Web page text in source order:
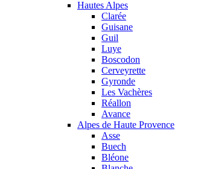
Hautes Alpes
Clarée
Guisane
Guil
Luye
Boscodon
Cerveyrette
Gyronde
Les Vachères
Réallon
Avance
Alpes de Haute Provence
Asse
Buech
Bléone